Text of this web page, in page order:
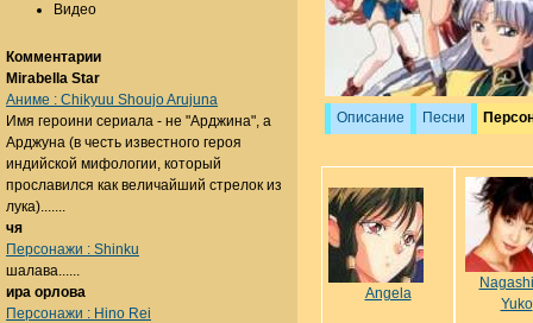
Описание Песни
Angela
Yuko
Видео
Комментарии
Mirabella Star
Аниме : Chikyuu Shoujo Arujuna
Имя героини сериала - не "Арджина", а
Арджуна (в честь известного героя
индийской мифологии, который
прославился как величайший стрелок из
лука).......
чя
Персонажи : Shinku
шалава......
ира орлова
Персонажи : Hino Rei